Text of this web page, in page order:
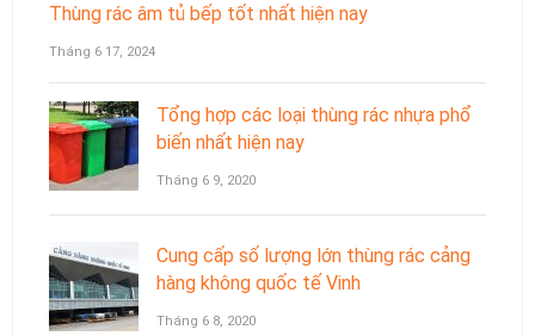
Thùng rác âm tủ bếp tốt nhất hiện nay
Tháng 6 17, 2024
Tổng hợp các loại thùng rác nhựa phổ
biến nhất hiện nay
Tháng 6 9, 2020
Cung cấp số lượng lớn thùng rác cảng
hàng không quốc tế Vinh
Tháng 6 8, 2020